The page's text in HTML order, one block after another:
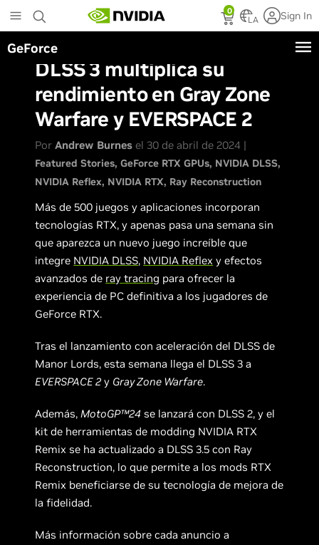
to
main
content
0
LA Sign In
GeForce
DLSS 3 multiplica su
rendimiento en Gray Zone
Warfare y EVERSPACE 2
PorAndrew Burnes el 30 de abril de 2024 |
Featured Stories GeForce RTX GPUs NVIDIA DLSS
NVIDIA Reflex NVIDIA RTX Ray Reconstruction
Más de 500 juegos y aplicaciones incorporan
tecnologías RTX, y apenas pasa una semana sin
que aparezca un nuevo juego increíble que
integre NVIDIA DLSS, NVIDIA Reflex y efectos
avanzados de ray tracing para ofrecer la
experiencia de PC definitiva a los jugadores de
GeForce RTX.
Tras el lanzamiento con aceleración del DLSS de
Manor Lords, esta semana llega el DLSS 3 a
EVERSPACE 2 y Gray Zone Warfare.
Además,MotoGP™24 se lanzará con DLSS 2, y el
kit de herramientas de modding NVIDIA RTX
Remix se ha actualizado a DLSS 3.5 con Ray
Reconstruction, lo que permite a los mods RTX
Remix beneficiarse de su tecnología de mejora de
la fidelidad.
Más información sobre cada anuncio a